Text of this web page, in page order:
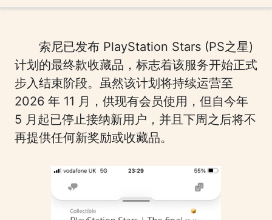
索尼已发布 PlayStation Stars (PS之星)
计划的最终款收藏品，标志着该服务开始正式
步入结束阶段。虽然该计划将持续运营至
2026 年 11 月，供现有会员使用，但自今年
5 月起已停止接纳新用户，并且下周之后将不
再提供任何新奖励或收藏品。